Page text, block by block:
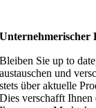
Unternehmerischer
Bleiben Sie up to date
austauschen und
stets über aktuelle
Dies verschafft